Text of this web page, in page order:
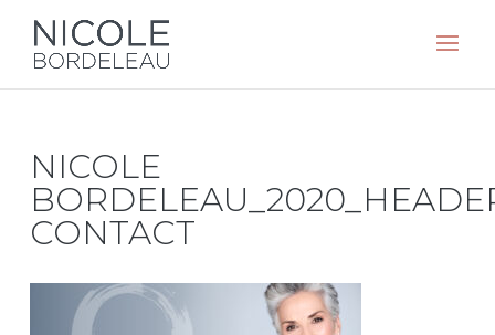
NICOLE
CONTACT